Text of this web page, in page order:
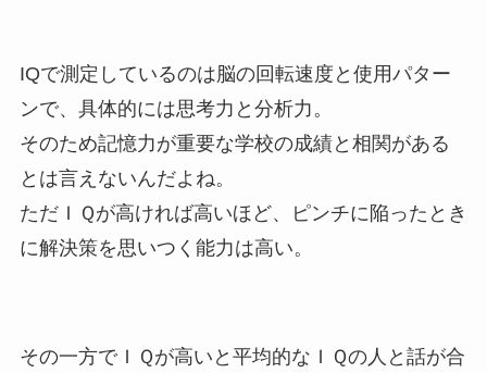
IQで測定しているのは脳の回転速度と使用パター
ンで、具体的には思考力と分析力。
そのため記憶力が重要な学校の成績と相関がある
とは言えないんだよね。
ただＩＱが高ければ高いほど、ピンチに陥ったとき
に解決策を思いつく能力は高い。
その一方でＩＱが高いと平均的なＩＱの人と話が合